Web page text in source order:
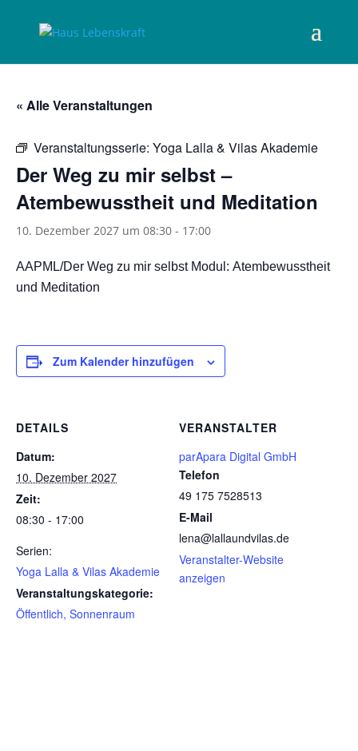
« Alle Veranstaltungen
Veranstaltungsserie: Yoga Lalla & Vilas Akademie
Der Weg zu mir selbst –
Atembewusstheit und Meditation
10. Dezember 2027 um 08:30 - 17:00
AAPML/Der Weg zu mir selbst Modul: Atembewusstheit
und Meditation
Zum Kalender hinzufügen
DETAILS
Datum:
10. Dezember 2027
Zeit:
08:30 - 17:00
Serien:
Yoga Lalla & Vilas Akademie
Veranstaltungskategorie:
Öffentlich, Sonnenraum
VERANSTALTER
parApara Digital GmbH
Telefon
49 175 7528513
E-Mail
lena@lallaundvilas.de
Veranstalter-Website
anzeigen